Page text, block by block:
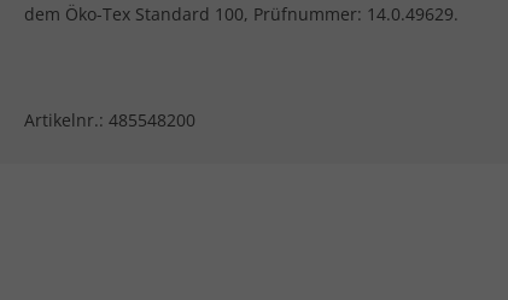
dem Öko-Tex Standard 100, Prüfnummer: 14.0.49629.
Artikelnr.: 485548200